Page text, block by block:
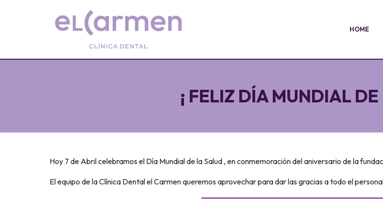
HOME
¡ FELIZ DÍA MUNDIAL
Hoy 7 de Abril celebramos el Día Mundial de la Salud , en conmemoración del aniversario de la
El equipo de la Clínica Dental el Carmen queremos aprovechar para dar las gracias a todo el